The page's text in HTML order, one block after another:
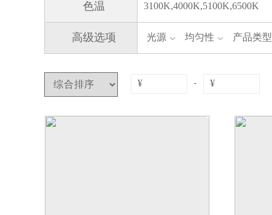
色温 3100K,4000K,5100K,6500K
高级选项 光源 均匀性 产品类型
-